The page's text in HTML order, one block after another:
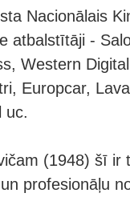
Nacionālais
atbalstītāji -
Western
Europcar,
uc.
(1948) šī ir
profesionāļu